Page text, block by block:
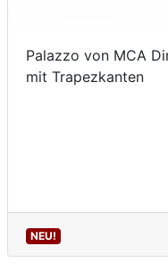
Palazzo von MCA
mit Trapezkanten
NEU!